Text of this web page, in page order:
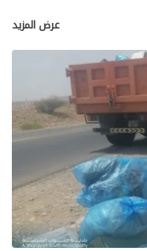
عرض المزيد